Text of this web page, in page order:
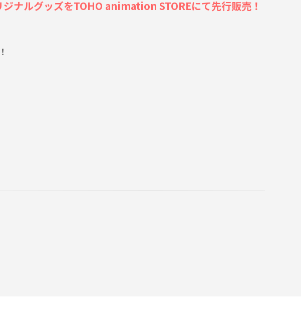
ナルグッズをTOHO animation STOREにて先行販売！